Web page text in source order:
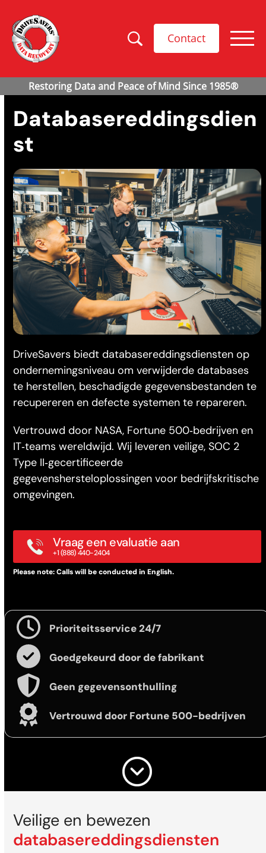
Contact
Databasereddingsdien
st
DriveSavers biedt databasereddingsdiensten op
ondernemingsniveau om verwijderde databases
te herstellen, beschadigde gegevensbestanden te
recupereren en defecte systemen te repareren.
Vertrouwd door NASA, Fortune 500‑bedrijven en
IT‑teams wereldwijd. Wij leveren veilige, SOC 2
Type II‑gecertificeerde
gegevenshersteloplossingen voor bedrijfskritische
omgevingen.
Vraag een evaluatie aan
+1 (888) 440-2404
Please note: Calls will be conducted in English.
Prioriteitsservice 24/7
Goedgekeurd door de fabrikant
Geen gegevensonthulling
Vertrouwd door Fortune 500-bedrijven
Veilige en bewezen
databasereddingsdiensten